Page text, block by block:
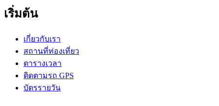
เริ่มต้น
เกี่ยวกับเรา
สถานที่ท่องเที่ยว
ตารางเวลา
ติดตามรถ GPS
บัตรรายวัน